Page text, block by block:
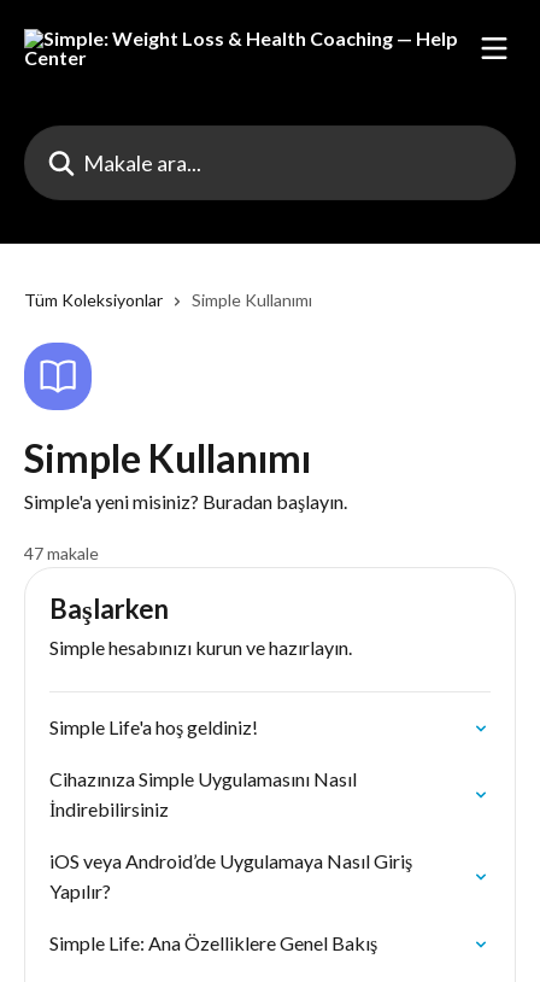
Makale ara...
Tüm Koleksiyonlar Simple Kullanımı
Simple Kullanımı
Simple'a yeni misiniz? Buradan başlayın.
47 makale
Başlarken
Simple hesabınızı kurun ve hazırlayın.
Simple Life'a hoş geldiniz!
Cihazınıza Simple Uygulamasını Nasıl
İndirebilirsiniz
iOS veya Android’de Uygulamaya Nasıl Giriş
Yapılır?
Simple Life: Ana Özelliklere Genel Bakış